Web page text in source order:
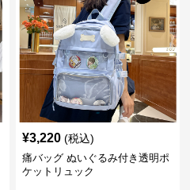
¥3,220 (税込)
痛バッグ ぬいぐるみ付き透明ポ
ケットリュック